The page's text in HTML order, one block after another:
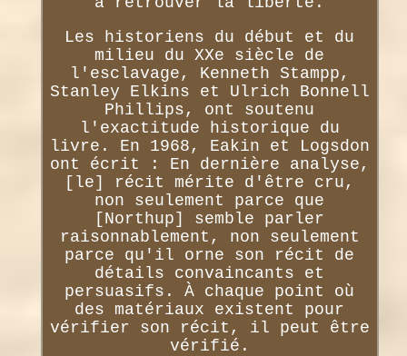
Les historiens du début et du
milieu du XXe siècle de
l'esclavage, Kenneth Stampp,
Stanley Elkins et Ulrich Bonnell
Phillips, ont soutenu
l'exactitude historique du
livre. En 1968, Eakin et Logsdon
ont écrit : En dernière analyse,
[le] récit mérite d'être cru,
non seulement parce que
[Northup] semble parler
raisonnablement, non seulement
parce qu'il orne son récit de
détails convaincants et
persuasifs. À chaque point où
des matériaux existent pour
vérifier son récit, il peut être
vérifié.